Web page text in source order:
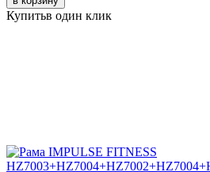
Купитьв один клик